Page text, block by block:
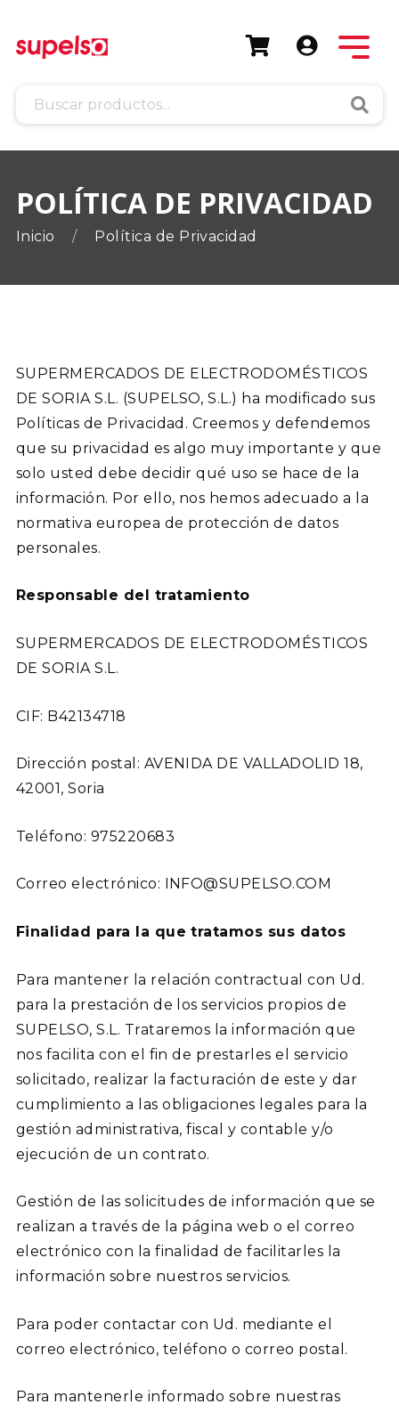
POLÍTICA DE PRIVACIDAD
Inicio Política de Privacidad
SUPERMERCADOS DE ELECTRODOMÉSTICOS
DE SORIA S.L. (SUPELSO, S.L.) ha modificado sus
Políticas de Privacidad. Creemos y defendemos
que su privacidad es algo muy importante y que
solo usted debe decidir qué uso se hace de la
información. Por ello, nos hemos adecuado a la
normativa europea de protección de datos
personales.
Responsable del tratamiento
SUPERMERCADOS DE ELECTRODOMÉSTICOS
DE SORIA S.L.
CIF: B42134718
Dirección postal: AVENIDA DE VALLADOLID 18,
42001, Soria
Teléfono: 975220683
Correo electrónico: INFO@SUPELSO.COM
Finalidad para la que tratamos sus datos
Para mantener la relación contractual con Ud.
para la prestación de los servicios propios de
SUPELSO, S.L. Trataremos la información que
nos facilita con el fin de prestarles el servicio
solicitado, realizar la facturación de este y dar
cumplimiento a las obligaciones legales para la
gestión administrativa, fiscal y contable y/o
ejecución de un contrato.
Gestión de las solicitudes de información que se
realizan a través de la página web o el correo
electrónico con la finalidad de facilitarles la
información sobre nuestros servicios.
Para poder contactar con Ud. mediante el
correo electrónico, teléfono o correo postal.
Para mantenerle informado sobre nuestras